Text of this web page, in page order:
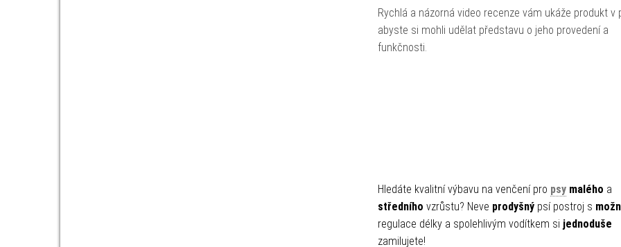
Rychlá a názorná video recenze vám ukáže produkt v
abyste si mohli udělat představu o jeho provedení a
funkčnosti.
Hledáte kvalitní výbavu na venčení pro psy malého a
středního vzrůstu? Neve prodyšnýpsí postroj s
regulace délky a spolehlivým vodítkem si jednoduše
zamilujete!